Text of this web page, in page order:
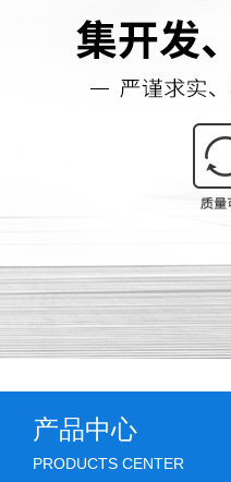
产品中心
PRODUCTS CENTER